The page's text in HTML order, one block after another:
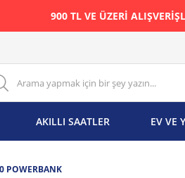
900 TL VE ÜZERİ
AKILLI SAATLER EV VE
POWERBANK